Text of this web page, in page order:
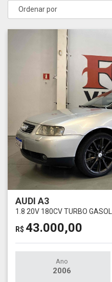
Ordenar por
AUDI A3
1.8 20V 180CV TURBO
R$ 43.000,00
Ano
2006